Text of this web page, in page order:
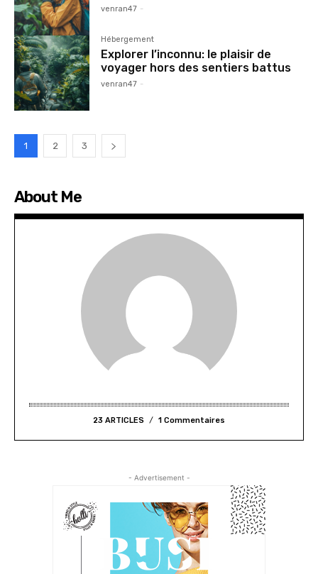
venran47 -
Hébergement
Explorer l’inconnu: le plaisir de
voyager hors des sentiers battus
venran47 -
1 2 3
About Me
23 ARTICLES 1 Commentaires
- Advertisement -